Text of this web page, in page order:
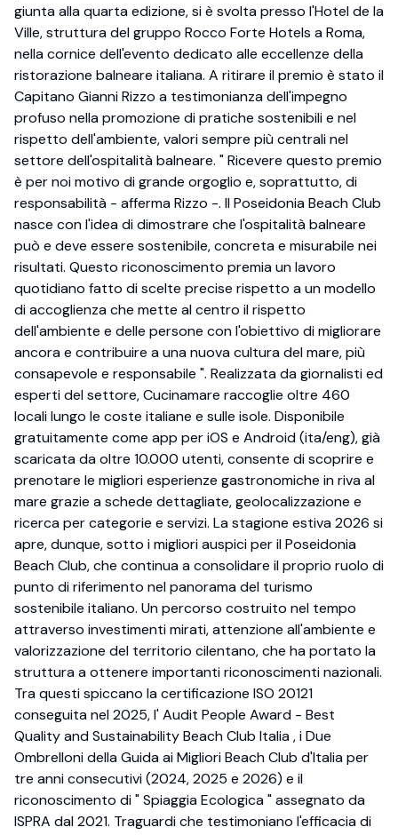
giunta alla quarta edizione, si è svolta presso l'Hotel de la
Ville, struttura del gruppo Rocco Forte Hotels a Roma,
nella cornice dell'evento dedicato alle eccellenze della
ristorazione balneare italiana. A ritirare il premio è stato il
Capitano Gianni Rizzo a testimonianza dell'impegno
profuso nella promozione di pratiche sostenibili e nel
rispetto dell'ambiente, valori sempre più centrali nel
settore dell'ospitalità balneare. " Ricevere questo premio
è per noi motivo di grande orgoglio e, soprattutto, di
responsabilità - afferma Rizzo -. Il Poseidonia Beach Club
nasce con l'idea di dimostrare che l'ospitalità balneare
può e deve essere sostenibile, concreta e misurabile nei
risultati. Questo riconoscimento premia un lavoro
quotidiano fatto di scelte precise rispetto a un modello
di accoglienza che mette al centro il rispetto
dell'ambiente e delle persone con l'obiettivo di migliorare
ancora e contribuire a una nuova cultura del mare, più
consapevole e responsabile ". Realizzata da giornalisti ed
esperti del settore, Cucinamare raccoglie oltre 460
locali lungo le coste italiane e sulle isole. Disponibile
gratuitamente come app per iOS e Android (ita/eng), già
scaricata da oltre 10.000 utenti, consente di scoprire e
prenotare le migliori esperienze gastronomiche in riva al
mare grazie a schede dettagliate, geolocalizzazione e
ricerca per categorie e servizi. La stagione estiva 2026 si
apre, dunque, sotto i migliori auspici per il Poseidonia
Beach Club, che continua a consolidare il proprio ruolo di
punto di riferimento nel panorama del turismo
sostenibile italiano. Un percorso costruito nel tempo
attraverso investimenti mirati, attenzione all'ambiente e
valorizzazione del territorio cilentano, che ha portato la
struttura a ottenere importanti riconoscimenti nazionali.
Tra questi spiccano la certificazione ISO 20121
conseguita nel 2025, l' Audit People Award - Best
Quality and Sustainability Beach Club Italia , i Due
Ombrelloni della Guida ai Migliori Beach Club d'Italia per
tre anni consecutivi (2024, 2025 e 2026) e il
riconoscimento di " Spiaggia Ecologica " assegnato da
ISPRA dal 2021. Traguardi che testimoniano l'efficacia di